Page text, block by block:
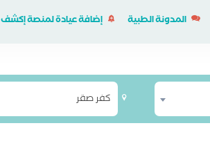
المدونة الطبية إضافة عيادة لمنصة إكشف
كفر صقر